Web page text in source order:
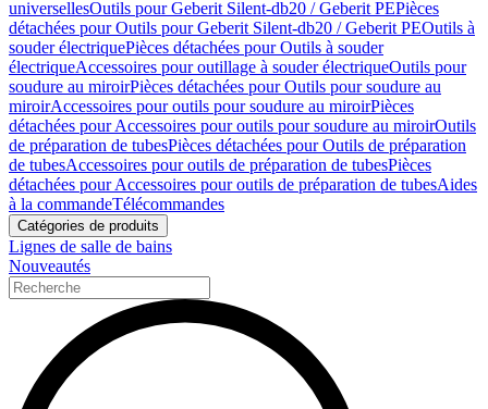
universellesOutils pour Geberit Silent-db20 / Geberit PEPièces
détachées pour Outils pour Geberit Silent-db20 / Geberit PEOutils à
souder électriquePièces détachées pour Outils à souder
électriqueAccessoires pour outillage à souder électriqueOutils pour
soudure au miroirPièces détachées pour Outils pour soudure au
miroirAccessoires pour outils pour soudure au miroirPièces
détachées pour Accessoires pour outils pour soudure au miroirOutils
de préparation de tubesPièces détachées pour Outils de préparation
de tubesAccessoires pour outils de préparation de tubesPièces
détachées pour Accessoires pour outils de préparation de tubesAides
à la commandeTélécommandes
Catégories de produits
Lignes de salle de bains
Nouveautés